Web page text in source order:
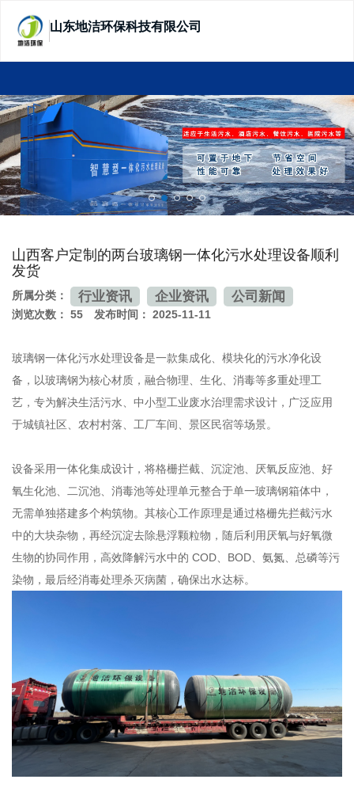
山东地洁环保科技有限公司
山西客户定制的两台玻璃钢一体化污水处理设备顺利
发货
所属分类： 行业资讯 企业资讯 公司新闻
浏览次数： 55 发布时间： 2025-11-11
玻璃钢一体化污水处理设备是一款集成化、模块化的污水净化设
备，以玻璃钢为核心材质，融合物理、生化、消毒等多重处理工
艺，专为解决生活污水、中小型工业废水治理需求设计，广泛应用
于城镇社区、农村村落、工厂车间、景区民宿等场景。
设备采用一体化集成设计，将格栅拦截、沉淀池、厌氧反应池、好
氧生化池、二沉池、消毒池等处理单元整合于单一玻璃钢箱体中，
无需单独搭建多个构筑物。其核心工作原理是通过格栅先拦截污水
中的大块杂物，再经沉淀去除悬浮颗粒物，随后利用厌氧与好氧微
生物的协同作用，高效降解污水中的 COD、BOD、氨氮、总磷等污
染物，最后经消毒处理杀灭病菌，确保出水达标。